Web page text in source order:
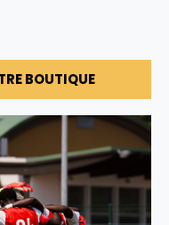
BOUTIQUE